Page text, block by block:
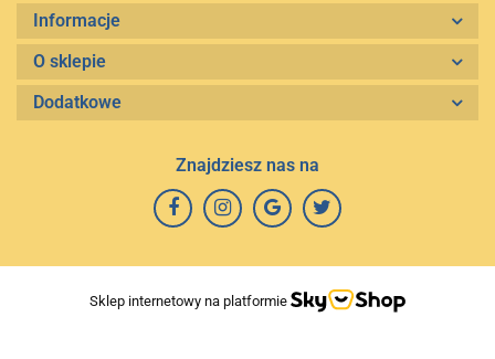
Informacje
O sklepie
Dodatkowe
Znajdziesz nas na
Sklep internetowy na platformie